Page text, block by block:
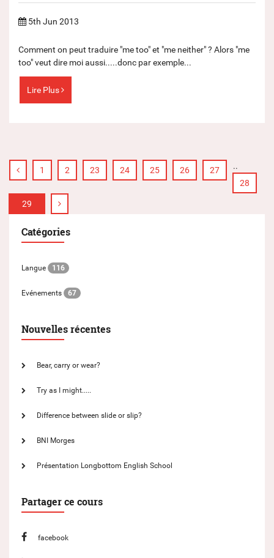
5th Jun 2013
Comment on peut traduire "me too" et "me neither" ? Alors "me
too" veut dire moi aussi.....donc par exemple...
Lire Plus
1 2 ..
23 24 25 26
27
28
29
Catégories
Langue 116
Evénements 67
Nouvelles récentes
Bear, carry or wear?
Try as I might.....
Difference between slide or slip?
BNI Morges
Présentation Longbottom English School
Partager ce cours
facebook